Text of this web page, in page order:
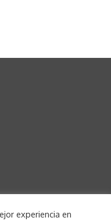
experiencia en